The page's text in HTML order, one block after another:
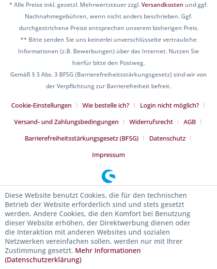
* Alle Preise inkl. gesetzl. Mehrwertsteuer zzgl.Versandkosten und ggf.
Nachnahmegebühren, wenn nicht anders beschrieben. Ggf.
durchgestrichene Preise entsprechen unserem bisherigen Preis.
** Bitte senden Sie uns keinerlei unverschlüsselte vertrauliche
Informationen (z.B. Bewerbungen) über das Internet. Nutzen Sie
hierfür bitte den Postweg.
Gemäß § 3 Abs. 3 BFSG (Barrierefreiheitsstärkungsgesetz) sind wir von
der Verpflichtung zur Barrierefreiheit befreit.
Cookie-Einstellungen Wie bestelle ich?
Login nicht möglich?
Versand- und Zahlungsbedingungen
Widerrufsrecht
AGB
Barrierefreiheitsstärkungsgesetz (BFSG)
Datenschutz
Impressum
Diese Website benutzt Cookies, die für den technischen
Betrieb der Website erforderlich sind und stets gesetzt
werden. Andere Cookies, die den Komfort bei Benutzung
dieser Website erhöhen, der Direktwerbung dienen oder
die Interaktion mit anderen Websites und sozialen
Netzwerken vereinfachen sollen, werden nur mit Ihrer
Zustimmung gesetzt. Mehr Informationen
(Datenschutzerklärung)